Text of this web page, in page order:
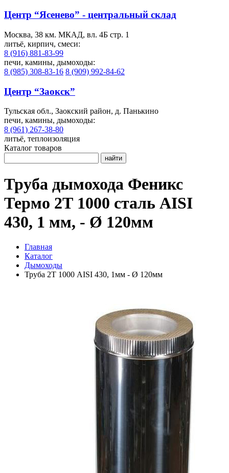
Центр “Ясенево” - центральный склад
Москва, 38 км. МКАД, вл. 4Б стр. 1
литьё, кирпич, смеси:
8 (916) 881-83-99
печи, камины, дымоходы:
8 (985) 308-83-16 8 (909) 992-84-62
Центр “Заокск”
Тульская обл., Заокский район, д. Панькино
печи, камины, дымоходы:
8 (961) 267-38-80
литьё, теплоизоляция
Каталог товаров
найти
Труба дымохода Феникс
Термо 2Т 1000 сталь AISI
430, 1 мм, - Ø 120мм
Главная
Каталог
Дымоходы
Труба 2Т 1000 AISI 430, 1мм - Ø 120мм